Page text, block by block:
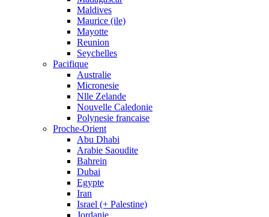
Maldives
Maurice (ile)
Mayotte
Reunion
Seychelles
Pacifique
Australie
Micronesie
Nlle Zelande
Nouvelle Caledonie
Polynesie francaise
Proche-Orient
Abu Dhabi
Arabie Saoudite
Bahrein
Dubai
Egypte
Iran
Israel (+ Palestine)
Jordanie